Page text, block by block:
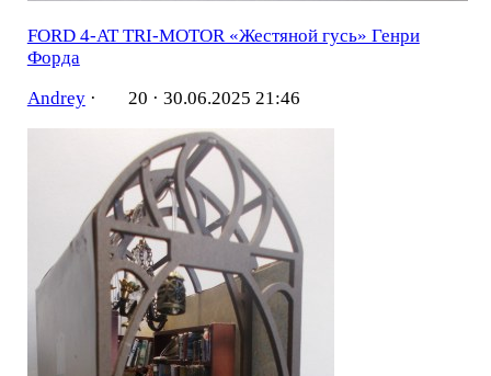
FORD 4-AT TRI-MOTOR «Жестяной гусь» Генри
Форда
Andrey· 20 · 30.06.2025 21:46